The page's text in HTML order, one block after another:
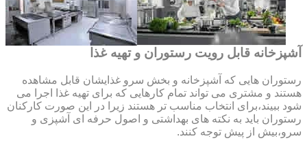
آشپزخانه قابل رویت رستوران و تهیه غذا
رستوران هایی که آشپزخانه و بخش سرو غذایشان قابل مشاهده
هستند و مشتری می تواند تمام کارهایی که برای تهیه غذا اجرا می
شود ببیند،برای انتخاب مناسب تر هستند زیرا در این صورت کارکنان
رستوران باید به نکته های بهداشتی و اصول حرفه ای آشپزی و
سرو،بیش از پیش توجه کنند.